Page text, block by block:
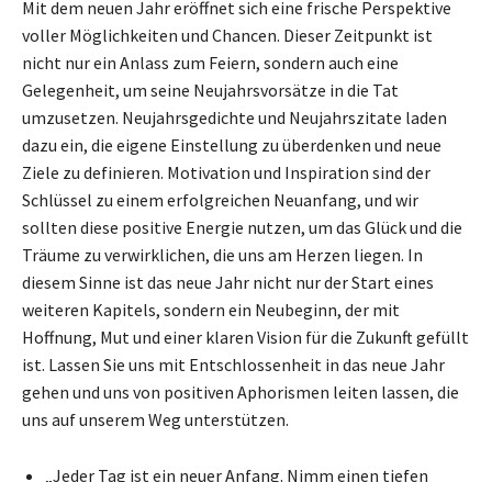
Mit dem neuen Jahr eröffnet sich eine frische Perspektive
voller Möglichkeiten und Chancen. Dieser Zeitpunkt ist
nicht nur ein Anlass zum Feiern, sondern auch eine
Gelegenheit, um seine Neujahrsvorsätze in die Tat
umzusetzen. Neujahrsgedichte und Neujahrszitate laden
dazu ein, die eigene Einstellung zu überdenken und neue
Ziele zu definieren. Motivation und Inspiration sind der
Schlüssel zu einem erfolgreichen Neuanfang, und wir
sollten diese positive Energie nutzen, um das Glück und die
Träume zu verwirklichen, die uns am Herzen liegen. In
diesem Sinne ist das neue Jahr nicht nur der Start eines
weiteren Kapitels, sondern ein Neubeginn, der mit
Hoffnung, Mut und einer klaren Vision für die Zukunft gefüllt
ist. Lassen Sie uns mit Entschlossenheit in das neue Jahr
gehen und uns von positiven Aphorismen leiten lassen, die
uns auf unserem Weg unterstützen.
„Jeder Tag ist ein neuer Anfang. Nimm einen tiefen